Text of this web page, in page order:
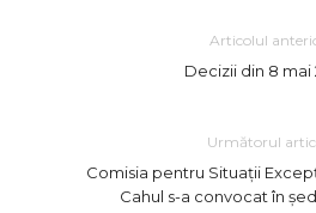
Articolul
Decizii din 8 mai
Următorul
Comisia pentru Situații
Cahul s-a convocat în